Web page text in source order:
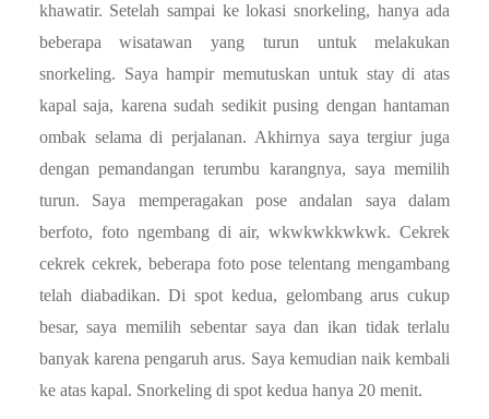
khawatir. Setelah sampai ke lokasi snorkeling, hanya ada
beberapa wisatawan yang turun untuk melakukan
snorkeling. Saya hampir memutuskan untuk stay di atas
kapal saja, karena sudah sedikit pusing dengan hantaman
ombak selama di perjalanan. Akhirnya saya tergiur juga
dengan pemandangan terumbu karangnya, saya memilih
turun. Saya memperagakan pose andalan saya dalam
berfoto, foto ngembang di air, wkwkwkkwkwk. Cekrek
cekrek cekrek, beberapa foto pose telentang mengambang
telah diabadikan. Di spot kedua, gelombang arus cukup
besar, saya memilih sebentar saya dan ikan tidak terlalu
banyak karena pengaruh arus. Saya kemudian naik kembali
ke atas kapal. Snorkeling di spot kedua hanya 20 menit.